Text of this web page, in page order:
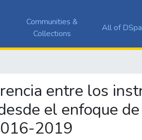
Communities &
Collections
All of
entre los
el enfoque
2019